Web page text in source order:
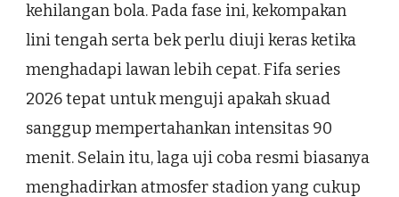
kehilangan bola. Pada fase ini, kekompakan
lini tengah serta bek perlu diuji keras ketika
menghadapi lawan lebih cepat. Fifa series
2026 tepat untuk menguji apakah skuad
sanggup mempertahankan intensitas 90
menit. Selain itu, laga uji coba resmi biasanya
menghadirkan atmosfer stadion yang cukup